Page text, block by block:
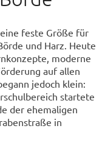
feste Größe für
und Harz. Heute
moderne
auf allen
jedoch klein:
startete
der ehemaligen
in